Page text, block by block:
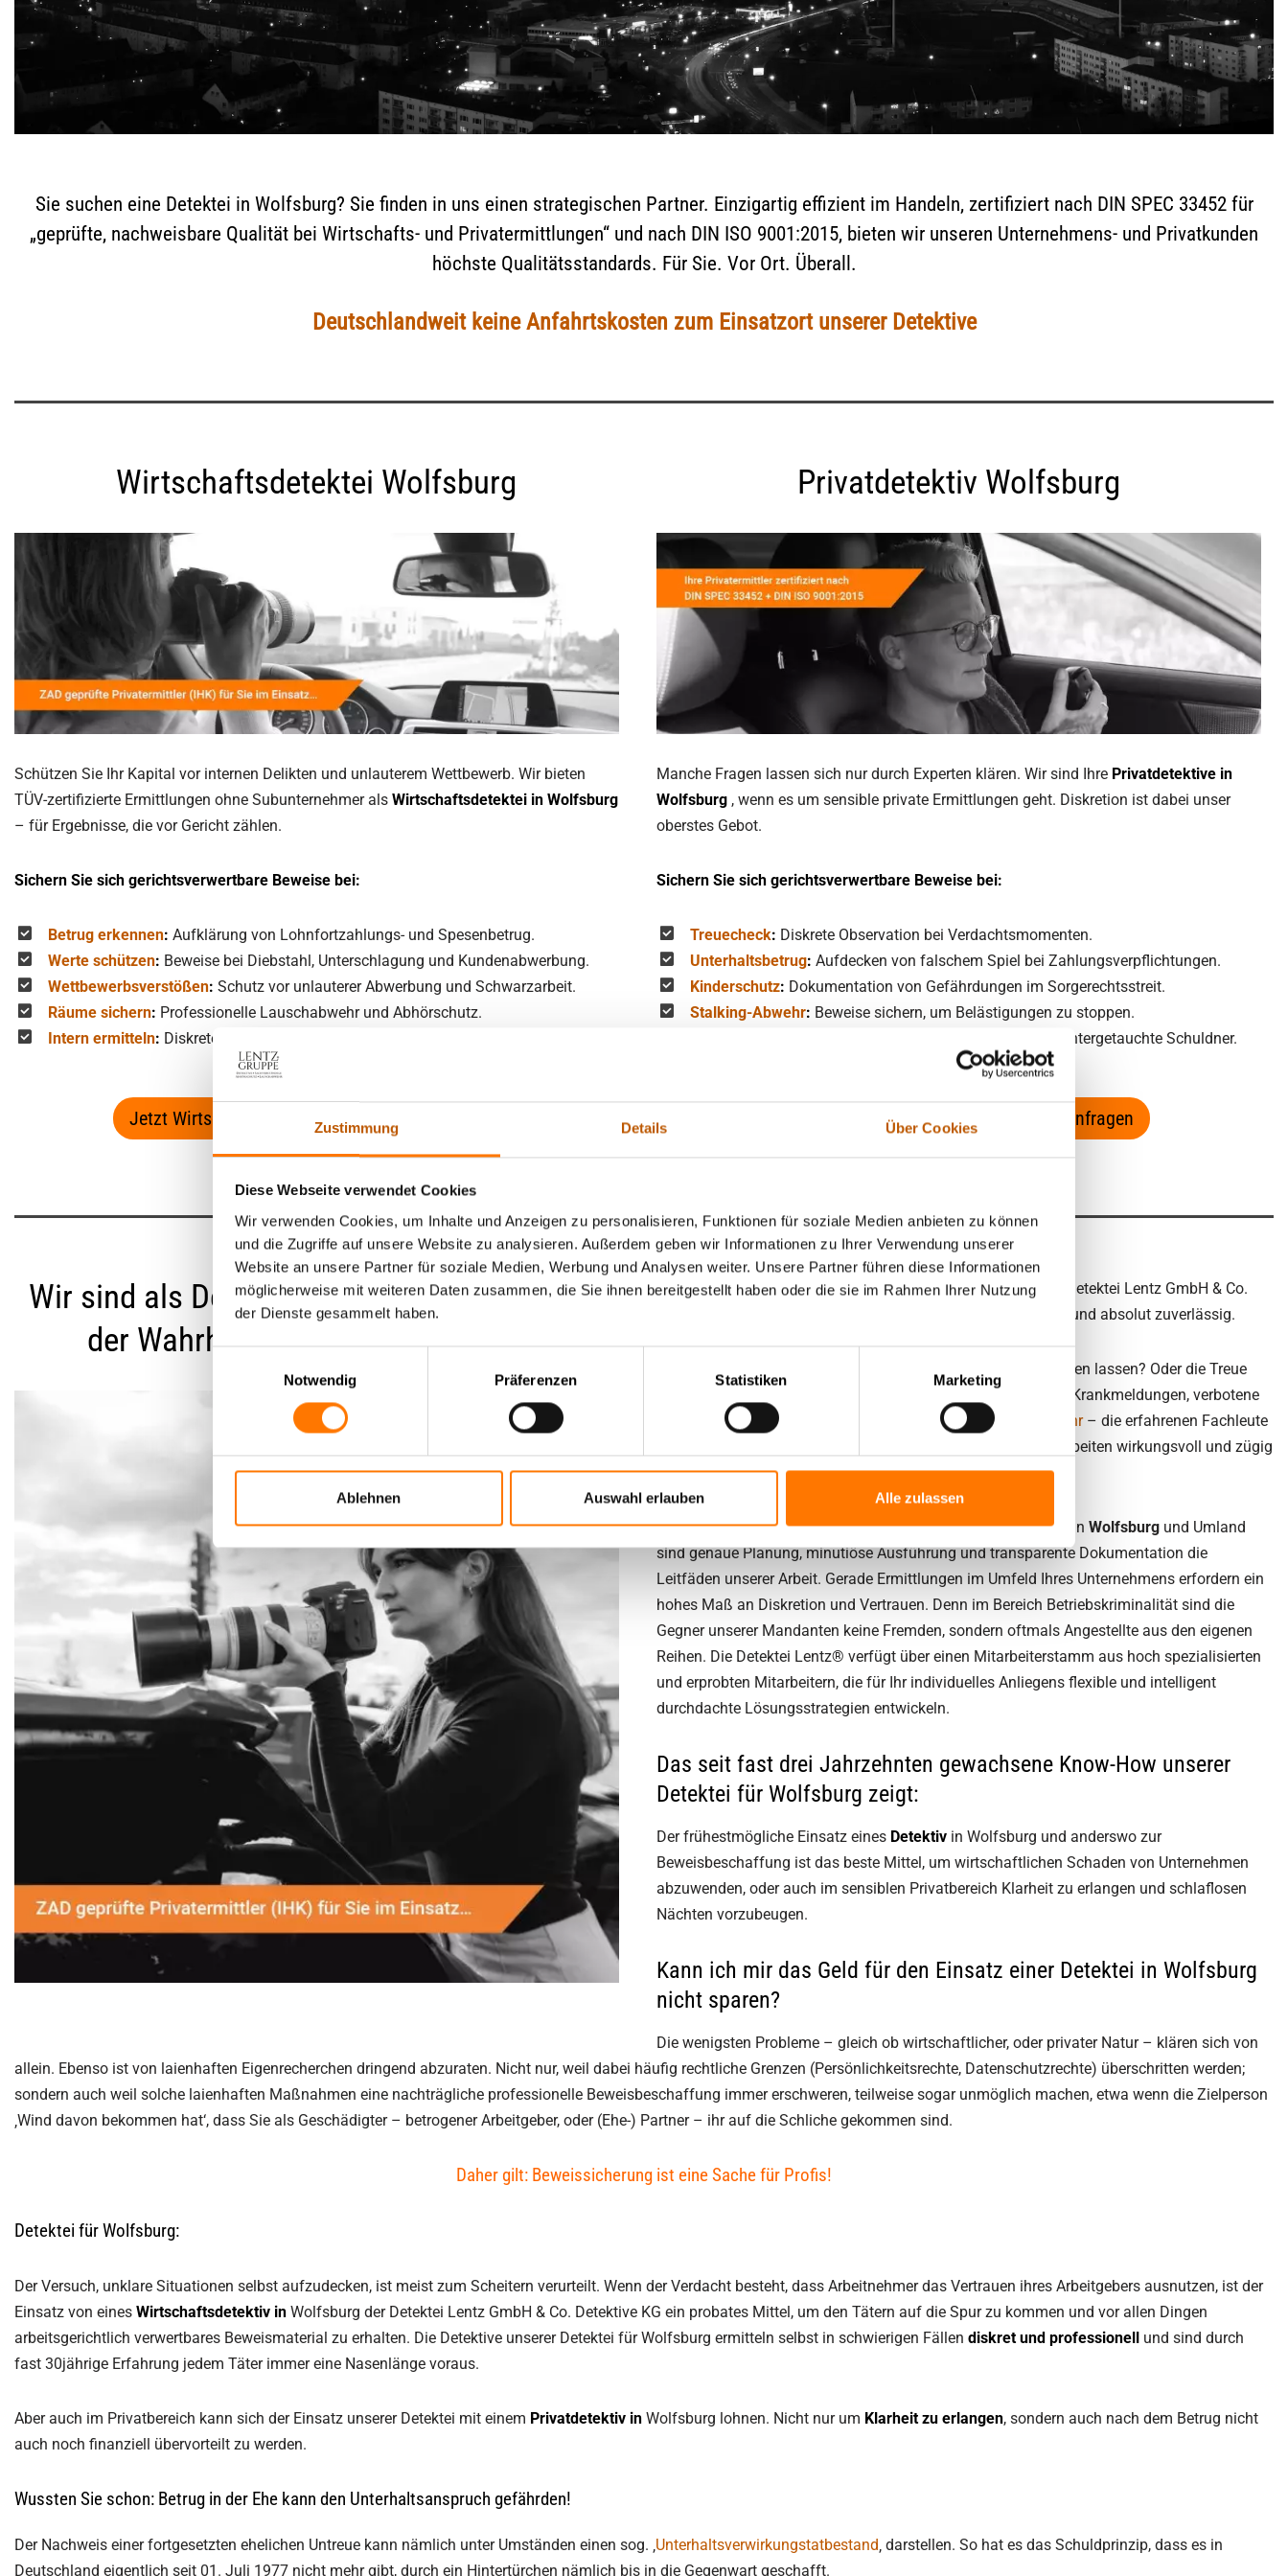
Zustimmung Details Über Cookies
Diese Webseite verwendet Cookies
Wir verwenden Cookies, um Inhalte und Anzeigen zu personalisieren, Funktionen für soziale Medien anbieten zu können
und die Zugriffe auf unsere Website zu analysieren. Außerdem geben wir Informationen zu Ihrer Verwendung unserer
Website an unsere Partner für soziale Medien, Werbung und Analysen weiter. Unsere Partner führen diese Informationen
möglicherweise mit weiteren Daten zusammen, die Sie ihnen bereitgestellt haben oder die sie im Rahmen Ihrer Nutzung
der Dienste gesammelt haben.
Notwendig
Präferenzen Statistiken Marketing
Ablehnen Auswahl erlauben Alle zulassen
Sie suchen eine Detektei in Wolfsburg? Sie finden in uns einen strategischen Partner. Einzigartig effizient im Handeln, zertifiziert nach DIN SPEC 33452 für
„geprüfte, nachweisbare Qualität bei Wirtschafts- und Privatermittlungen“ und nach DIN ISO 9001:2015, bieten wir unseren Unternehmens- und Privatkunden
höchste Qualitätsstandards. Für Sie. Vor Ort. Überall.
Deutschlandweit keine Anfahrtskosten zum Einsatzort unserer Detektive
Wirtschaftsdetektei Wolfsburg
Schützen Sie Ihr Kapital vor internen Delikten und unlauterem Wettbewerb. Wir bieten
TÜV-zertifizierte Ermittlungen ohne Subunternehmer als Wirtschaftsdetektei in Wolfsburg
– für Ergebnisse, die vor Gericht zählen.
Sichern Sie sich gerichtsverwertbare Beweise bei:
Betrug erkennen: Aufklärung von Lohnfortzahlungs- und Spesenbetrug.
Werte schützen: Beweise bei Diebstahl, Unterschlagung und Kundenabwerbung.
Wettbewerbsverstößen: Schutz vor unlauterer Abwerbung und Schwarzarbeit.
Räume sichern: Professionelle Lauschabwehr und Abhörschutz.
Intern ermitteln: Diskrete Einschleusungen zur Aufdeckung von Missständen
Jetzt Wirtschafts-Fall diskret per E-Mail anfragen
Privatdetektiv Wolfsburg
Manche Fragen lassen sich nur durch Experten klären. Wir sind Ihre Privatdetektive in
Wolfsburg , wenn es um sensible private Ermittlungen geht. Diskretion ist dabei unser
oberstes Gebot.
Sichern Sie sich gerichtsverwertbare Beweise bei:
Treuecheck: Diskrete Observation bei Verdachtsmomenten.
Unterhaltsbetrug:Aufdecken von falschem Spiel bei Zahlungsverpflichtungen.
Kinderschutz: Dokumentation von Gefährdungen im Sorgerechtsstreit.
Stalking-Abwehr: Beweise sichern, um Belästigungen zu stoppen.
Wir finden vermisste Angehörige oder untergetauchte Schuldner.
Jetzt privaten Fall diskret per E-Mail anfragen
Wir sind als Detektei in Wolfsburg + Umland
der Wahrheit verpflichtet seit 1995!
Wir sind zur Stelle, wenn Sie uns brauchen: Die Detektive der Detektei Lentz GmbH & Co.
Detektive KG finden die Lösung für Ihr Problem – fair, schnell und absolut zuverlässig.
Sie wollen einen suspekten Außendienst-Mitarbeiter überwachen lassen? Oder die Treue
Ihres Ehepartners auf den Prüfstein stellen? Ob betrügerische Krankmeldungen, verbotene
Nebentätigkeiten, Familien- und Sorgerecht oder
Lauschabwehr – die erfahrenen Fachleute
unserer Detektei nehmen Ihre Sorgen und Zweifel ernst und arbeiten wirkungsvoll und zügig
an ihrer Lösung.
Wir bündeln die Erfahrungen aus fast 30 Jahren alsDetektei . InWolfsburg und Umland
sind genaue Planung, minutiöse Ausführung und transparente Dokumentation die
Leitfäden unserer Arbeit. Gerade Ermittlungen im Umfeld Ihres Unternehmens erfordern ein
hohes Maß an Diskretion und Vertrauen. Denn im Bereich Betriebskriminalität sind die
Gegner unserer Mandanten keine Fremden, sondern oftmals Angestellte aus den eigenen
Reihen. Die Detektei Lentz® verfügt über einen Mitarbeiterstamm aus hoch spezialisierten
und erprobten Mitarbeitern, die für Ihr individuelles Anliegens flexible und intelligent
durchdachte Lösungsstrategien entwickeln.
Das seit fast drei Jahrzehnten gewachsene Know-How unserer
Detektei für Wolfsburg zeigt:
Der frühestmögliche Einsatz eines Detektiv in Wolfsburg und anderswo zur
Beweisbeschaffung ist das beste Mittel, um wirtschaftlichen Schaden von Unternehmen
abzuwenden, oder auch im sensiblen Privatbereich Klarheit zu erlangen und schlaflosen
Nächten vorzubeugen.
Kann ich mir das Geld für den Einsatz einer Detektei in Wolfsburg
nicht sparen?
Die wenigsten Probleme – gleich ob wirtschaftlicher, oder privater Natur – klären sich von
allein. Ebenso ist von laienhaften Eigenrecherchen dringend abzuraten. Nicht nur, weil dabei häufig rechtliche Grenzen (Persönlichkeitsrechte, Datenschutzrechte) überschritten werden;
sondern auch weil solche laienhaften Maßnahmen eine nachträgliche professionelle Beweisbeschaffung immer erschweren, teilweise sogar unmöglich machen, etwa wenn die Zielperson
‚Wind davon bekommen hat‘, dass Sie als Geschädigter – betrogener Arbeitgeber, oder (Ehe-) Partner – ihr auf die Schliche gekommen sind.
Daher gilt: Beweissicherung ist eine Sache für Profis!
Detektei für Wolfsburg:
Der Versuch, unklare Situationen selbst aufzudecken, ist meist zum Scheitern verurteilt. Wenn der Verdacht besteht, dass Arbeitnehmer das Vertrauen ihres Arbeitgebers ausnutzen, ist der
Einsatz von eines Wirtschaftsdetektiv in Wolfsburg der Detektei Lentz GmbH & Co. Detektive KG ein probates Mittel, um den Tätern auf die Spur zu kommen und vor allen Dingen
arbeitsgerichtlich verwertbares Beweismaterial zu erhalten. Die Detektive unserer Detektei für Wolfsburg ermitteln selbst in schwierigen Fällen diskret und professionell
und sind durch
fast 30jährige Erfahrung jedem Täter immer eine Nasenlänge voraus.
Aber auch im Privatbereich kann sich der Einsatz unserer Detektei mit einem Privatdetektiv in Wolfsburg lohnen. Nicht nur um Klarheit zu erlangen, sondern auch nach dem Betrug nicht
auch noch finanziell übervorteilt zu werden.
Wussten Sie schon: Betrug in der Ehe kann den Unterhaltsanspruch gefährden!
Der Nachweis einer fortgesetzten ehelichen Untreue kann nämlich unter Umständen einen sog. ‚Unterhaltsverwirkungstatbestand‚ darstellen. So hat es das Schuldprinzip, dass es in
Deutschland eigentlich seit 01. Juli 1977 nicht mehr gibt, durch ein Hintertürchen nämlich bis in die Gegenwart geschafft.